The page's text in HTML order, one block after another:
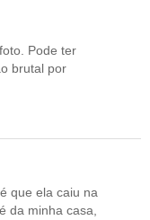
Pode ter
brutal por
que ela caiu na
da minha casa,